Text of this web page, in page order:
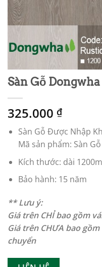
Sàn Gỗ
325.000 ₫
Sàn Gỗ Được Nhập
Mã sản phẩm: Sàn
Kích thước: dài
Bảo hành: 15 năm
** Lưu ý:
Giá trên CHỈ bao gồm
Giá trên CHƯA bao
chuyển